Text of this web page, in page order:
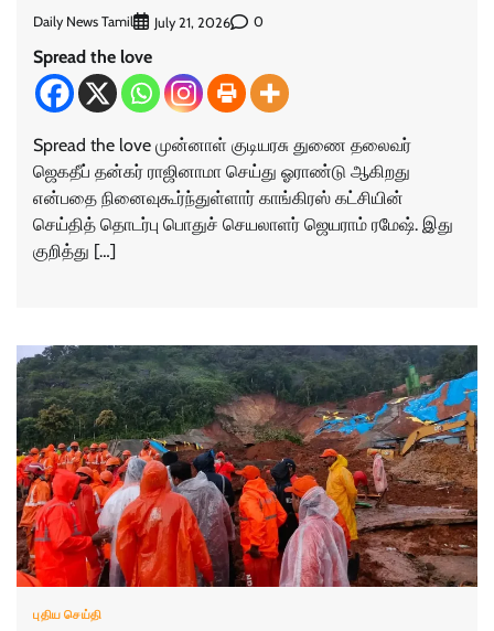
Daily News Tamil July 21, 2026 0
Spread the love
Spread the love முன்னாள் குடியரசு துணை தலைவர்
ஜெகதீப் தன்கர் ராஜினாமா செய்து ஓராண்டு ஆகிறது
என்பதை நினைவுகூர்ந்துள்ளார் காங்கிரஸ் கட்சியின்
செய்தித் தொடர்பு பொதுச் செயலாளர் ஜெயராம் ரமேஷ். இது
குறித்து […]
புதிய செய்தி